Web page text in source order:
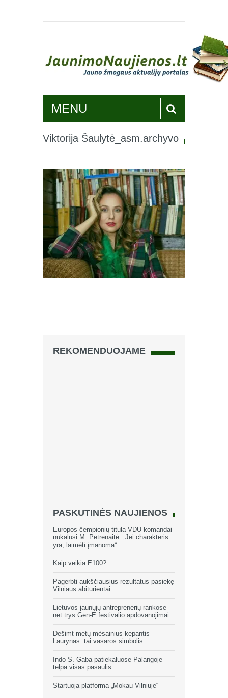
Jaunimonaujienos.lt
MENU
Viktorija Šaulytė_asm.archyvo
REKOMENDUOJAME
PASKUTINĖS NAUJIENOS
Europos čempionių titulą VDU komandai
nukalusi M. Petrėnaitė: „Jei charakteris
yra, laimėti įmanoma“
Kaip veikia E100?
Pagerbti aukščiausius rezultatus pasiekę
Vilniaus abiturientai
Lietuvos jaunųjų antreprenerių rankose –
net trys Gen-E festivalio apdovanojimai
Dešimt metų mėsainius kepantis
Laurynas: tai vasaros simbolis
Indo S. Gaba patiekaluose Palangoje
telpa visas pasaulis
Startuoja platforma „Mokau Vilniuje“